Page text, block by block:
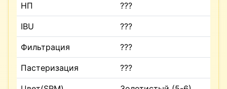
НП ???
IBU ???
Фильтрация ???
Пастеризация ???